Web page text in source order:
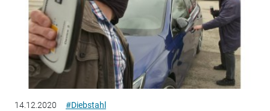
14.12.2020 #Diebstahl